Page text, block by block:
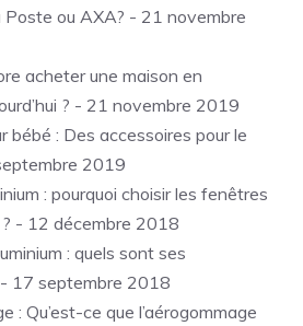
ou AXA? - 21 novembre
acheter une maison en
? - 21 novembre 2019
bébé : Des accessoires pour le
2019
: pourquoi choisir les fenêtres
- 12 décembre 2018
: quels sont ses
- 17 septembre 2018
: Qu’est-ce que l’aérogommage